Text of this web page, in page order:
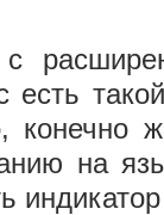
есть
конечно
на